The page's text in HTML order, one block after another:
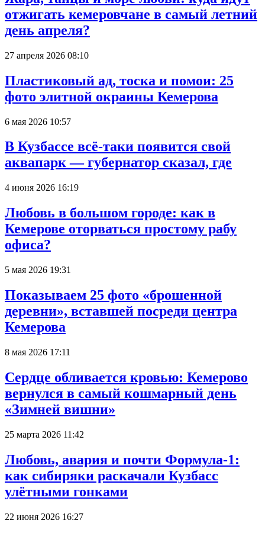
отжигать кемеровчане в самый летний
день апреля?
27 апреля 2026 08:10
Пластиковый ад, тоска и помои: 25
фото элитной окраины Кемерова
6 мая 2026 10:57
В Кузбассе всё-таки появится свой
аквапарк — губернатор сказал, где
4 июня 2026 16:19
Любовь в большом городе: как в
Кемерове оторваться простому рабу
офиса?
5 мая 2026 19:31
Показываем 25 фото «брошенной
деревни», вставшей посреди центра
Кемерова
8 мая 2026 17:11
Сердце обливается кровью: Кемерово
вернулся в самый кошмарный день
«Зимней вишни»
25 марта 2026 11:42
Любовь, авария и почти Формула-1:
как сибиряки раскачали Кузбасс
улётными гонками
22 июня 2026 16:27